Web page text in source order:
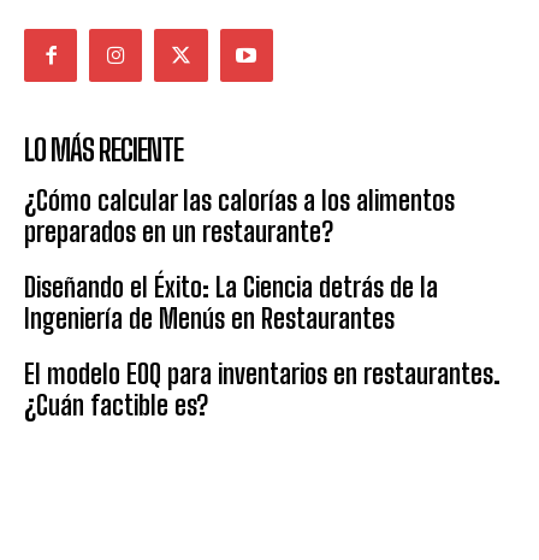
LO MÁS RECIENTE
¿Cómo calcular las calorías a los alimentos
preparados en un restaurante?
Diseñando el Éxito: La Ciencia detrás de la
Ingeniería de Menús en Restaurantes
El modelo EOQ para inventarios en restaurantes.
¿Cuán factible es?